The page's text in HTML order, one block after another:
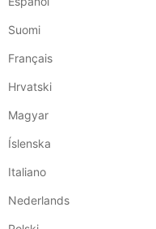
Suomi
Français
Hrvatski
Magyar
Íslenska
Italiano
Nederlands